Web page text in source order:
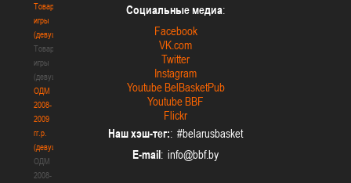
Товарищеские
игры
(девушки)
Товарищеские
игры
(девушки)
ОДМ
2008-
2009
гг.р.
(девушки)
ОДМ
2008-
Социальные медиа:
Facebook
VK.com
Twitter
Instagram
Youtube BelBasketPub
Youtube BBF
Flickr
Наш хэш-тег:: #belarusbasket
E-mail: